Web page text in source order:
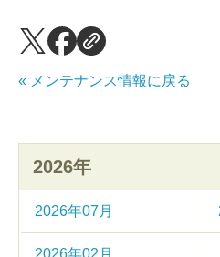
« メンテナンス情報に戻る
2026年
2026年07月
2026年02月